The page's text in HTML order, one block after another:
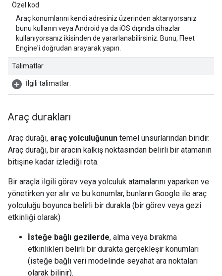
Özel kod
Araç konumlarını kendi adresiniz üzerinden aktarıyorsanız
bunu kullanın veya Android ya da iOS dışında cihazlar
kullanıyorsanız ikisinden de yararlanabilirsiniz. Bunu, Fleet
Engine'i doğrudan arayarak yapın.
Talimatlar
İlgili talimatlar:
Araç durakları
Araç durağı, araç yolculuğunun temel unsurlarından biridir.
Araç durağı, bir aracın kalkış noktasından belirli bir atamanın
bitişine kadar izlediği rota.
Bir araçla ilgili görev veya yolculuk atamalarını yaparken ve
yönetirken yer alır ve bu konumlar, bunların Google ile araç
yolculuğu boyunca belirli bir durakla (bir görev veya gezi
etkinliği olarak)
İsteğe bağlı gezilerde, alma veya bırakma
etkinlikleri belirli bir durakta gerçekleşir konumları
(isteğe bağlı veri modelinde seyahat ara noktaları
olarak bilinir).